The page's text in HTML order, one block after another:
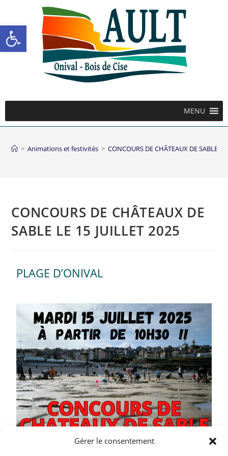
Ouvrir la barre d’outils
Gérer le consentement
MENU
> Animations et festivités > CONCOURS DE CHÂTEAUX DE SABLE
CONCOURS DE CHÂTEAUX DE
SABLE LE 15 JUILLET 2025
PLAGE D’ONIVAL